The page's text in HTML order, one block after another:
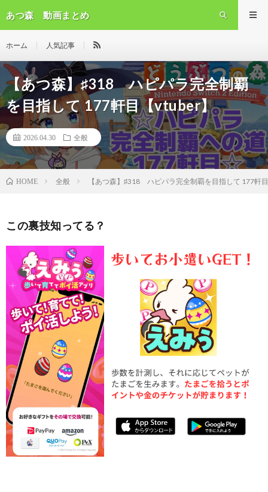
あつ森 動画まとめ
ホーム 人気記事
【あつ森】♯318 ハピパラ完全制覇
を目指して 177軒目【vtuber】
2026.04.30 全般
HOME 全般 【あつ森】♯318 ハピパラ完全制覇を目指して 177軒
この裏技知ってる？